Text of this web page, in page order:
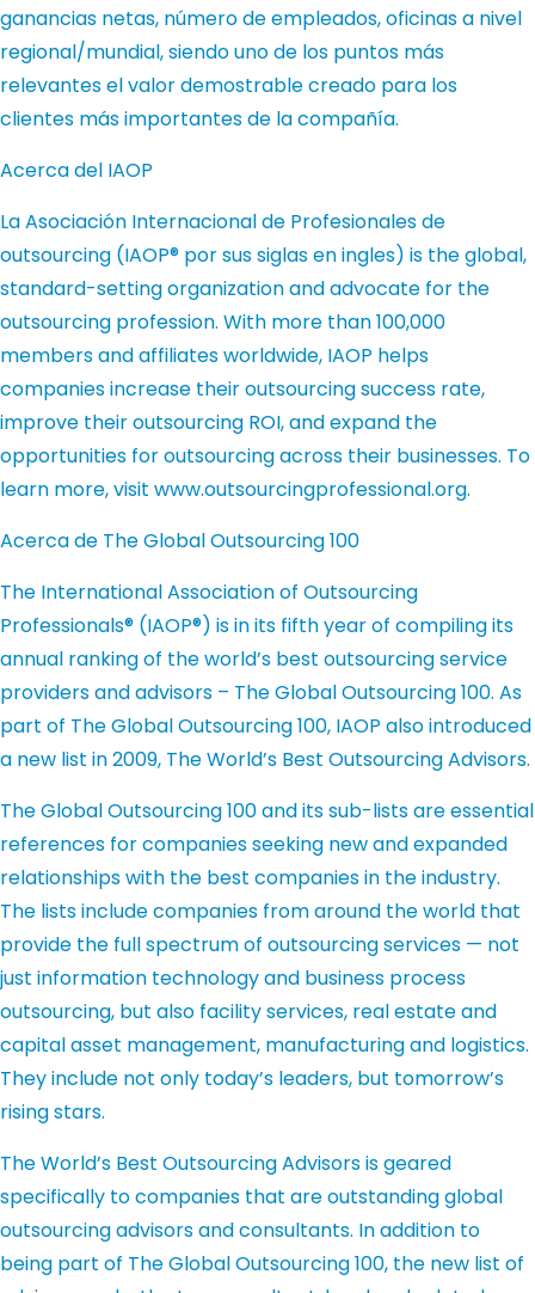
ganancias netas, número de empleados, oficinas a nivel
regional/mundial, siendo uno de los puntos más
relevantes el valor demostrable creado para los
clientes más importantes de la compañía.
Acerca del IAOP
La Asociación Internacional de Profesionales de
outsourcing (IAOP® por sus siglas en ingles) is the global,
standard-setting organization and advocate for the
outsourcing profession. With more than 100,000
members and affiliates worldwide, IAOP helps
companies increase their outsourcing success rate,
improve their outsourcing ROI, and expand the
opportunities for outsourcing across their businesses. To
learn more, visit www.outsourcingprofessional.org.
Acerca de The Global Outsourcing 100
The International Association of Outsourcing
Professionals® (IAOP®) is in its fifth year of compiling its
annual ranking of the world’s best outsourcing service
providers and advisors – The Global Outsourcing 100. As
part of The Global Outsourcing 100, IAOP also introduced
a new list in 2009, The World’s Best Outsourcing Advisors.
The Global Outsourcing 100 and its sub-lists are essential
references for companies seeking new and expanded
relationships with the best companies in the industry.
The lists include companies from around the world that
provide the full spectrum of outsourcing services — not
just information technology and business process
outsourcing, but also facility services, real estate and
capital asset management, manufacturing and logistics.
They include not only today’s leaders, but tomorrow’s
rising stars.
The World’s Best Outsourcing Advisors is geared
specifically to companies that are outstanding global
outsourcing advisors and consultants. In addition to
being part of The Global Outsourcing 100, the new list of